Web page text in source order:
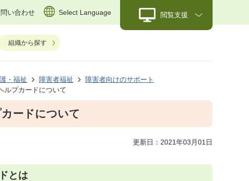
い合わせ Select Language 閲覧支援
組織から探す
・福祉 障害者福祉
障害者向けのサポート
ルプカードについて
ードについて
更新日：2021年03月01日
とは